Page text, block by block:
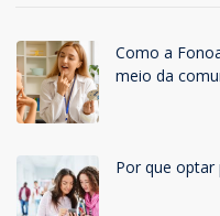
Como a
meio da
Por que optar